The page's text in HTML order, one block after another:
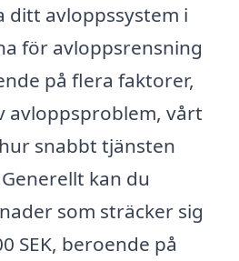
ditt avloppssystem i
för avloppsrensning
på flera faktorer,
avloppsproblem, vårt
snabbt tjänsten
kan du
som sträcker sig
SEK, beroende på